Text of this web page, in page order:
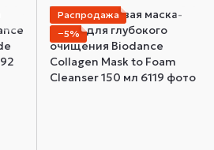
Распродажа
−5%